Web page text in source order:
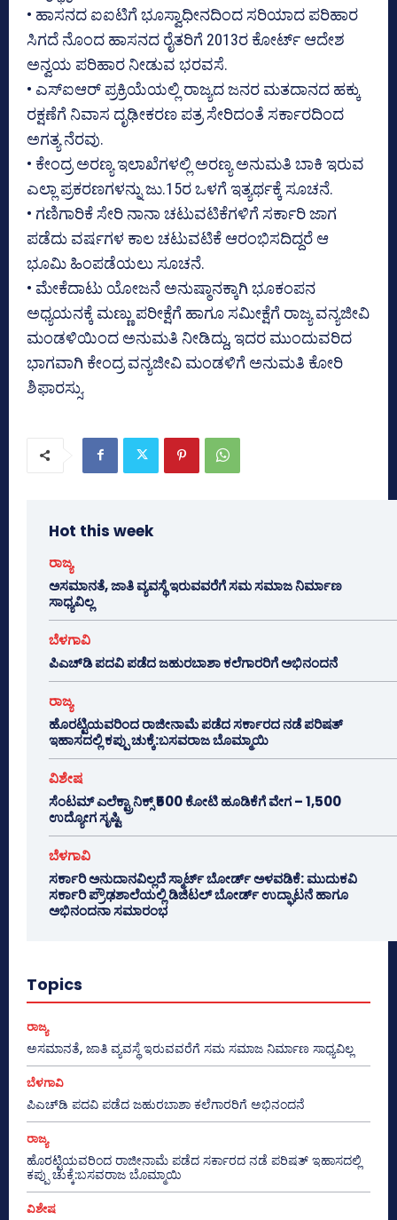
• ಹಾಸನದ ಐಐಟಿಗೆ ಭೂಸ್ವಾಧೀನದಿಂದ ಸರಿಯಾದ ಪರಿಹಾರ
ಸಿಗದೆ ನೊಂದ ಹಾಸನದ ರೈತರಿಗೆ 2013ರ ಕೋರ್ಟ್ ಆದೇಶ
ಅನ್ವಯ ಪರಿಹಾರ ನೀಡುವ ಭರವಸೆ.
• ಎಸ್ಐಆರ್ ಪ್ರಕ್ರಿಯೆಯಲ್ಲಿ ರಾಜ್ಯದ ಜನರ ಮತದಾನದ ಹಕ್ಕು
ರಕ್ಷಣೆಗೆ ನಿವಾಸ ದೃಢೀಕರಣ ಪತ್ರ ಸೇರಿದಂತೆ ಸರ್ಕಾರದಿಂದ
ಅಗತ್ಯ ನೆರವು.
• ಕೇಂದ್ರ ಅರಣ್ಯ ಇಲಾಖೆಗಳಲ್ಲಿ ಅರಣ್ಯ ಅನುಮತಿ ಬಾಕಿ ಇರುವ
ಎಲ್ಲಾ ಪ್ರಕರಣಗಳನ್ನು ಜು.15ರ ಒಳಗೆ ಇತ್ಯರ್ಥಕ್ಕೆ ಸೂಚನೆ.
• ಗಣಿಗಾರಿಕೆ ಸೇರಿ ನಾನಾ ಚಟುವಟಿಕೆಗಳಿಗೆ ಸರ್ಕಾರಿ ಜಾಗ
ಪಡೆದು ವರ್ಷಗಳ ಕಾಲ ಚಟುವಟಿಕೆ ಆರಂಭಿಸದಿದ್ದರೆ ಆ
ಭೂಮಿ ಹಿಂಪಡೆಯಲು ಸೂಚನೆ.
• ಮೇಕೆದಾಟು ಯೋಜನೆ ಅನುಷ್ಠಾನಕ್ಕಾಗಿ ಭೂಕಂಪನ
ಅಧ್ಯಯನಕ್ಕೆ ಮಣ್ಣು ಪರೀಕ್ಷೆಗೆ ಹಾಗೂ ಸಮೀಕ್ಷೆಗೆ ರಾಜ್ಯ ವನ್ಯಜೀವಿ
ಮಂಡಳಿಯಿಂದ ಅನುಮತಿ ನೀಡಿದ್ದು, ಇದರ ಮುಂದುವರಿದ
ಭಾಗವಾಗಿ ಕೇಂದ್ರ ವನ್ಯಜೀವಿ ಮಂಡಳಿಗೆ ಅನುಮತಿ ಕೋರಿ
ಶಿಫಾರಸ್ಸು.
Hot this week
ರಾಜ್ಯ
ಅಸಮಾನತೆ, ಜಾತಿ ವ್ಯವಸ್ಥೆ ಇರುವವರೆಗೆ ಸಮ ಸಮಾಜ ನಿರ್ಮಾಣ
ಸಾಧ್ಯವಿಲ್ಲ
ಬೆಳಗಾವಿ
ಪಿಎಚ್‌ಡಿ ಪದವಿ ಪಡೆದ ಜಹುರಬಾಶಾ ಕಲೆಗಾರರಿಗೆ ಅಭಿನಂದನೆ
ರಾಜ್ಯ
ಹೊರಟ್ಟಿಯವರಿಂದ ರಾಜೀನಾಮೆ ಪಡೆದ ಸರ್ಕಾರದ ನಡೆ ಪರಿಷತ್
ಇಹಾಸದಲ್ಲಿ ಕಪ್ಪು ಚುಕ್ಕೆ:ಬಸವರಾಜ ಬೊಮ್ಮಾಯಿ
ವಿಶೇಷ
ಸೆಂಟಮ್ ಎಲೆಕ್ಟ್ರಾನಿಕ್ಸ್ ₹500 ಕೋಟಿ ಹೂಡಿಕೆಗೆ ವೇಗ – 1,500
ಉದ್ಯೋಗ ಸೃಷ್ಟಿ
ಬೆಳಗಾವಿ
ಸರ್ಕಾರಿ ಅನುದಾನವಿಲ್ಲದೆ ಸ್ಮಾರ್ಟ್ ಬೋರ್ಡ್ ಅಳವಡಿಕೆ: ಮುದುಕವಿ
ಸರ್ಕಾರಿ ಪ್ರೌಢಶಾಲೆಯಲ್ಲಿ ಡಿಜಿಟಲ್ ಬೋರ್ಡ್ ಉದ್ಘಾಟನೆ ಹಾಗೂ
ಅಭಿನಂದನಾ ಸಮಾರಂಭ
Topics
ರಾಜ್ಯ
ಅಸಮಾನತೆ, ಜಾತಿ ವ್ಯವಸ್ಥೆ ಇರುವವರೆಗೆ ಸಮ ಸಮಾಜ ನಿರ್ಮಾಣ ಸಾಧ್ಯವಿಲ್ಲ
ಬೆಳಗಾವಿ
ಪಿಎಚ್‌ಡಿ ಪದವಿ ಪಡೆದ ಜಹುರಬಾಶಾ ಕಲೆಗಾರರಿಗೆ ಅಭಿನಂದನೆ
ರಾಜ್ಯ
ಹೊರಟ್ಟಿಯವರಿಂದ ರಾಜೀನಾಮೆ ಪಡೆದ ಸರ್ಕಾರದ ನಡೆ ಪರಿಷತ್ ಇಹಾಸದಲ್ಲಿ
ಕಪ್ಪು ಚುಕ್ಕೆ:ಬಸವರಾಜ ಬೊಮ್ಮಾಯಿ
ವಿಶೇಷ